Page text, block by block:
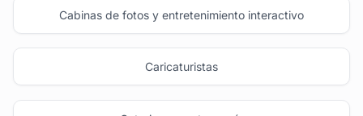
Cabinas de fotos y entretenimiento interactivo
Caricaturistas